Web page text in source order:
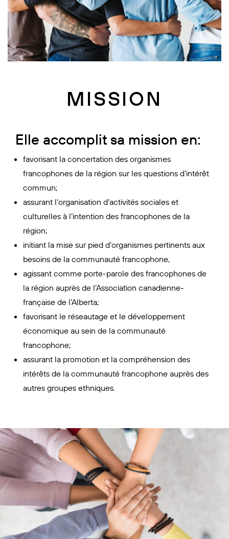
MISSION
Elle accomplit sa mission en:
favorisant la concertation des organismes
francophones de la région sur les questions d’intérêt
commun;
assurant l’organisation d’activités sociales et
culturelles à l’intention des francophones de la
région;
initiant la mise sur pied d’organismes pertinents aux
besoins de la communauté francophone,
agissant comme porte-parole des francophones de
la région auprès de l’Association canadienne-
française de l’Alberta;
favorisant le réseautage et le développement
économique au sein de la communauté
francophone;
assurant la promotion et la compréhension des
intérêts de la communauté francophone auprès des
autres groupes ethniques.